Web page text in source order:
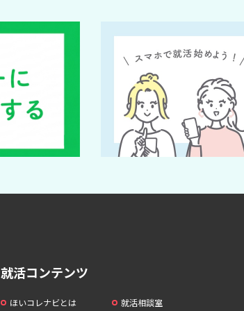
就活コンテンツ
ほいコレナビとは 就活相談室